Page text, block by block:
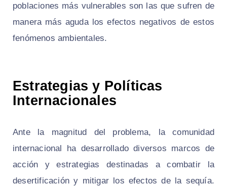
poblaciones más vulnerables son las que sufren de
manera más aguda los efectos negativos de estos
fenómenos ambientales.
Estrategias y Políticas
Internacionales
Ante la magnitud del problema, la comunidad
internacional ha desarrollado diversos marcos de
acción y estrategias destinadas a combatir la
desertificación y mitigar los efectos de la sequía.